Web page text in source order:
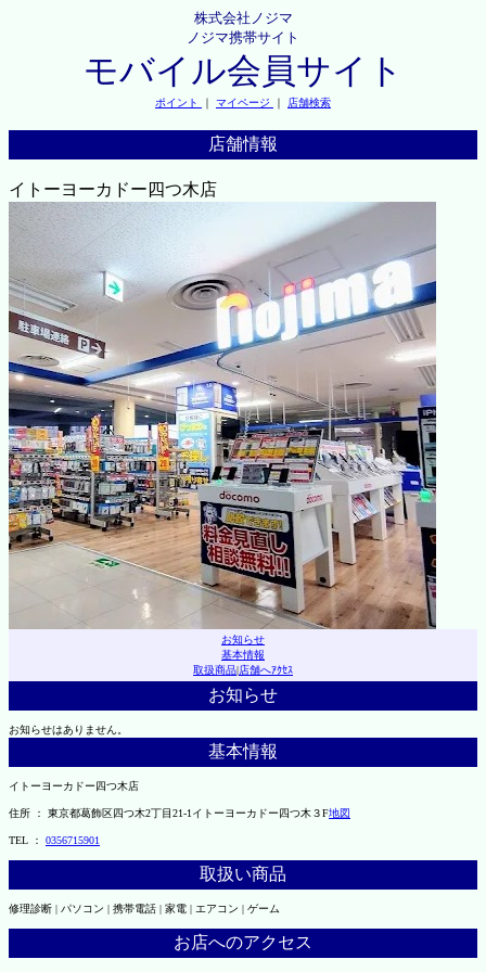
株式会社ノジマ
ノジマ携帯サイト
モバイル会員サイト
ポイント ｜ マイページ ｜ 店舗検索
店舗情報
イトーヨーカドー四つ木店
お知らせ
基本情報
取扱商品|店舗へｱｸｾｽ
お知らせ
お知らせはありません。
基本情報
イトーヨーカドー四つ木店
住所 ： 東京都葛飾区四つ木2丁目21-1イトーヨーカドー四つ木３F地図
TEL ： 0356715901
取扱い商品
修理診断 | パソコン | 携帯電話 | 家電 | エアコン | ゲーム
お店へのアクセス